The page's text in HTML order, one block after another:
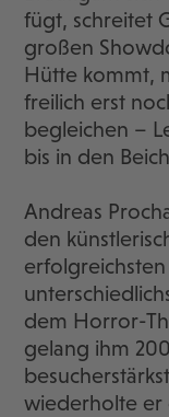
fügt, schreitet
großen
Hütte kommt,
freilich erst
begleichen –
bis in den
Andreas
den
dem Horror-
gelang ihm
wiederholte er